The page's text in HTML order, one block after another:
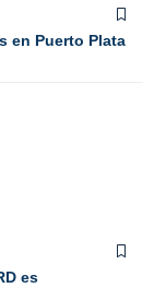
en Puerto Plata
es